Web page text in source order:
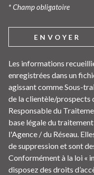
* Champ obligatoire
ENVOYER
Les informations
enregistrées dans un
agissant comme Sous-
de la clientèle/prospects
Responsable du
base légale du
l'Agence / du Réseau.
de suppression et sont
Conformément à la loi «
disposez des droits